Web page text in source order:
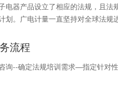
电器产品设立了相应的法规，且
划。广电计量一直坚持对全球法规
流程
询--确定法规培训需求—指定针对